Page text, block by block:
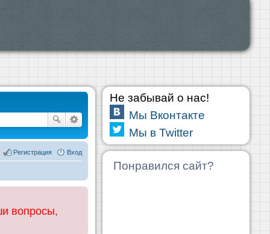
Вход
Регистрация
вопросы,
Не забывай о нас!
Мы Вконтакте
Мы в Twitter
Понравился сайт?